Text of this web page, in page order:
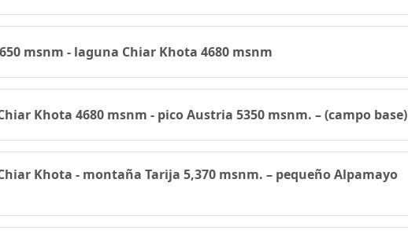
msnm - laguna Chiar Khota 4680 msnm
Khota 4680 msnm - pico Austria 5350 msnm. – (campo base)
Khota - montaña Tarija 5,370 msnm. – pequeño Alpamayo